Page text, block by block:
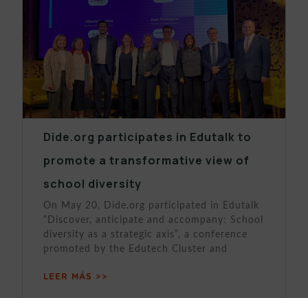
Dide.org participates in Edutalk to
promote a transformative view of
school diversity
On May 20, Dide.org participated in Edutalk
“Discover, anticipate and accompany: School
diversity as a strategic axis”, a conference
promoted by the Edutech Cluster and
LEER MÁS >>